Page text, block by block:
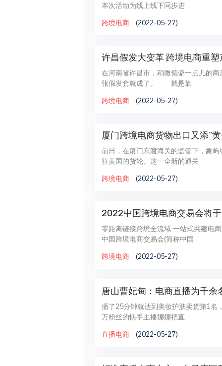
本次活动为线上线下同步进
跨境电商
(2022-05-27)
许昌假发大变革 跨境电商重塑
在河南省许昌市，稍微偏僻一点儿的
张假发套就成了。 就是靠
跨境电商
(2022-05-27)
厦门跨境电商货物出口又添“
前日，在厦门东渡海关的监管下，象
往美国的货轮。这一全新的通关
跨境电商
(2022-05-27)
2022中国跨境电商交易会将
零距离链接跨境全流域·一站式共建电
中国跨境电商交易会(简称中国
跨境电商
(2022-05-27)
唐山曹妃甸：电商直播为千
播了25分钟就达到美妆护肤卖货第1名，播了
万粉丝的快手主播娜娜把直
直播电商
(2022-05-27)